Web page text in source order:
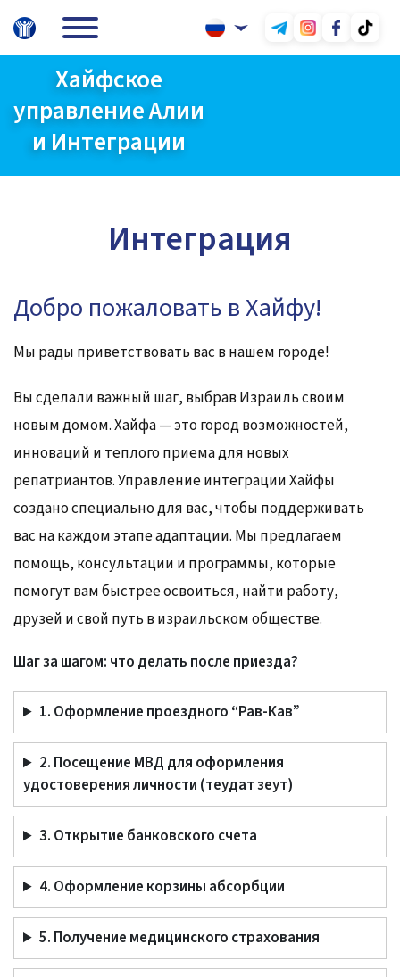
Хайфское
управление Алии
и Интеграции
Интеграция
Добро пожаловать в Хайфу!
Мы рады приветствовать вас в нашем городе!
Вы сделали важный шаг, выбрав Израиль своим
новым домом. Хайфа — это город возможностей,
инноваций и теплого приема для новых
репатриантов. Управление интеграции Хайфы
создано специально для вас, чтобы поддерживать
вас на каждом этапе адаптации. Мы предлагаем
помощь, консультации и программы, которые
помогут вам быстрее освоиться, найти работу,
друзей и свой путь в израильском обществе.
Шаг за шагом: что делать после приезда?
1. Оформление проездного “Рав-Кав”
2. Посещение МВД для оформления
удостоверения личности (теудат зеут)
3. Открытие банковского счета
4. Оформление корзины абсорбции
5. Получение медицинского страхования